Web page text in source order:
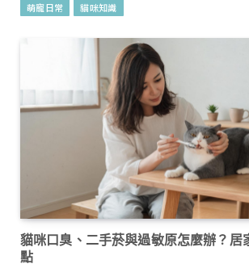
萌寵日常 貓咪知識
貓咪口臭、二手菸與過敏原怎麼辦？居
點